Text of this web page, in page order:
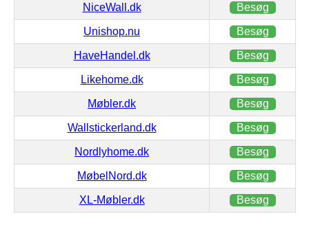
NiceWall.dk Besøg
Unishop.nu Besøg
HaveHandel.dk Besøg
Likehome.dk Besøg
Møbler.dk Besøg
Wallstickerland.dk Besøg
Nordlyhome.dk Besøg
MøbelNord.dk Besøg
XL-Møbler.dk Besøg